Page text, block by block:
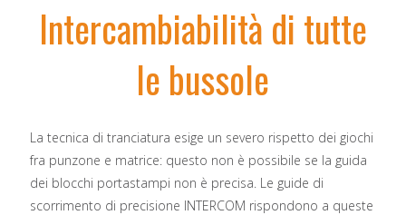
Intercambiabilità di tutte
le bussole
La tecnica di tranciatura esige un severo rispetto dei giochi
fra punzone e matrice: questo non è possibile se la guida
dei blocchi portastampi non è precisa. Le guide di
scorrimento di precisione INTERCOM rispondono a queste